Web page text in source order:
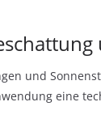
und
eine